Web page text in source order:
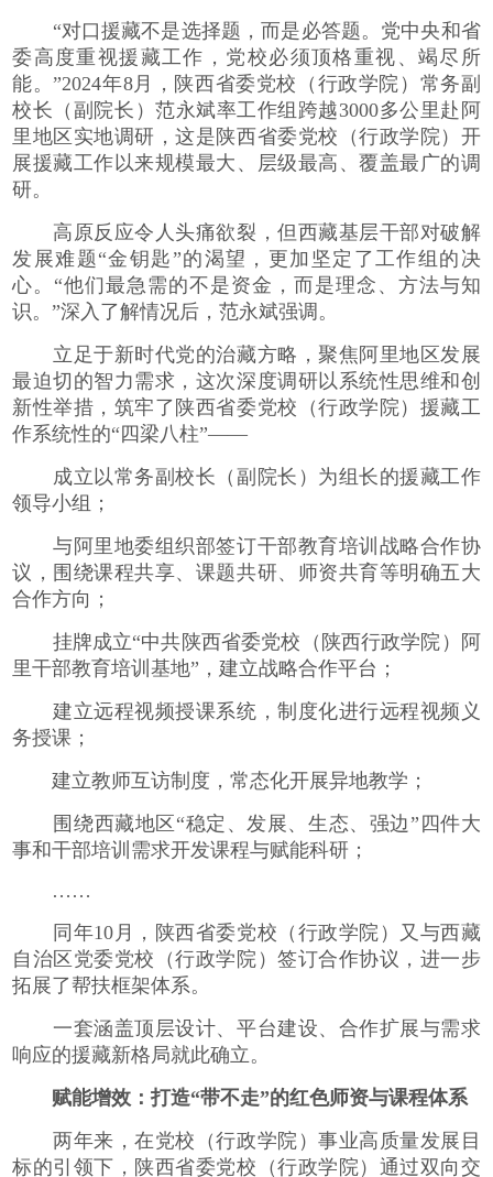
“对口援藏不是选择题，而是必答题。党中央和省
委高度重视援藏工作，党校必须顶格重视、竭尽所
能。”2024年8月，陕西省委党校（行政学院）常务副
校长（副院长）范永斌率工作组跨越3000多公里赴阿
里地区实地调研，这是陕西省委党校（行政学院）开
展援藏工作以来规模最大、层级最高、覆盖最广的调
研。
高原反应令人头痛欲裂，但西藏基层干部对破解
发展难题“金钥匙”的渴望，更加坚定了工作组的决
心。“他们最急需的不是资金，而是理念、方法与知
识。”深入了解情况后，范永斌强调。
立足于新时代党的治藏方略，聚焦阿里地区发展
最迫切的智力需求，这次深度调研以系统性思维和创
新性举措，筑牢了陕西省委党校（行政学院）援藏工
作系统性的“四梁八柱”——
成立以常务副校长（副院长）为组长的援藏工作
领导小组；
与阿里地委组织部签订干部教育培训战略合作协
议，围绕课程共享、课题共研、师资共育等明确五大
合作方向；
挂牌成立“中共陕西省委党校（陕西行政学院）阿
里干部教育培训基地”，建立战略合作平台；
建立远程视频授课系统，制度化进行远程视频义
务授课；
建立教师互访制度，常态化开展异地教学；
围绕西藏地区“稳定、发展、生态、强边”四件大
事和干部培训需求开发课程与赋能科研；
……
同年10月，陕西省委党校（行政学院）又与西藏
自治区党委党校（行政学院）签订合作协议，进一步
拓展了帮扶框架体系。
一套涵盖顶层设计、平台建设、合作扩展与需求
响应的援藏新格局就此确立。
赋能增效：打造“带不走”的红色师资与课程体系
两年来，在党校（行政学院）事业高质量发展目
标的引领下，陕西省委党校（行政学院）通过双向交